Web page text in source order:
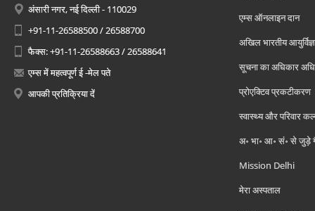
अंसारी नगर, नई दिल्ली - 110029
+91-11-26588500 / 26588700
फैक्स: +91-11-26588663 / 26588641
एम्स में महत्वपूर्ण ई -मेल पते
आपकी प्रतिक्रिया दें
एम्स ऑनलाइन दान
अखिल भारतीय
सूचना का अधिकार
प्रोएक्टिव प्रकटीकरण
स्वास्थ्य और परिवार
अ॰ भा॰ आ॰ सं॰ से जुड़े
Mission Delhi
मेरा अस्पताल